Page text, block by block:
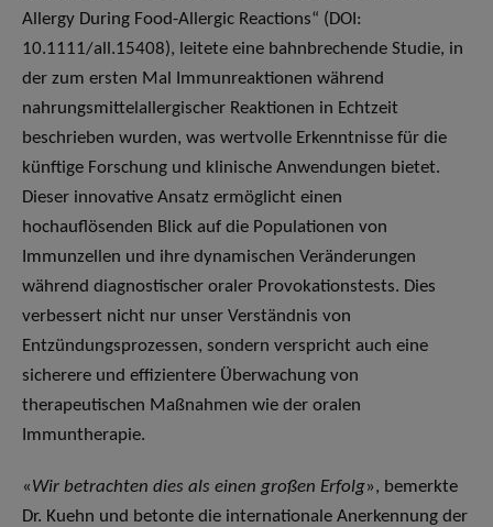
Allergy During Food-Allergic Reactions“ (DOI:
10.1111/all.15408), leitete eine bahnbrechende Studie, in
der zum ersten Mal Immunreaktionen während
nahrungsmittelallergischer Reaktionen in Echtzeit
beschrieben wurden, was wertvolle Erkenntnisse für die
künftige Forschung und klinische Anwendungen bietet.
Dieser innovative Ansatz ermöglicht einen
hochauflösenden Blick auf die Populationen von
Immunzellen und ihre dynamischen Veränderungen
während diagnostischer oraler Provokationstests. Dies
verbessert nicht nur unser Verständnis von
Entzündungsprozessen, sondern verspricht auch eine
sicherere und effizientere Überwachung von
therapeutischen Maßnahmen wie der oralen
Immuntherapie.
«Wir betrachten dies als einen großen Erfolg», bemerkte
Dr. Kuehn und betonte die internationale Anerkennung der